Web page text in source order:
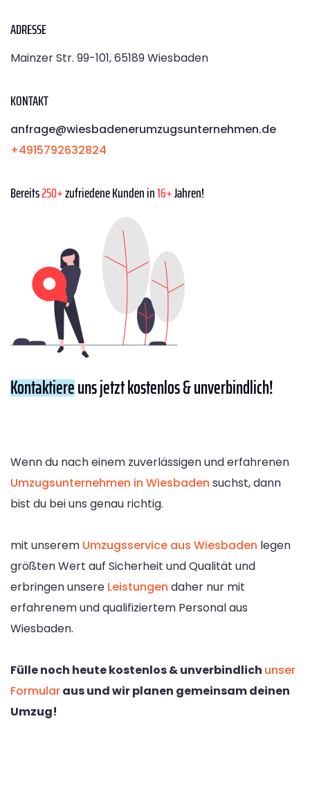
ADRESSE
Mainzer Str. 99-101, 65189 Wiesbaden
KONTAKT
anfrage@wiesbadenerumzugsunternehmen.de
+4915792632824
Bereits250+zufriedene Kunden in16+Jahren!
Kontaktiereuns jetzt kostenlos & unverbindlich!
Wenn du nach einem zuverlässigen und erfahrenen
Umzugsunternehmen in Wiesbaden suchst, dann
bist du bei uns genau richtig.
mit unserem Umzugsservice aus Wiesbaden legen
größten Wert auf Sicherheit und Qualität und
erbringen unsere Leistungen daher nur mit
erfahrenem und qualifiziertem Personal aus
Wiesbaden.
Fülle noch heute kostenlos & unverbindlich unser
Formularaus und wir planen gemeinsam deinen
Umzug!